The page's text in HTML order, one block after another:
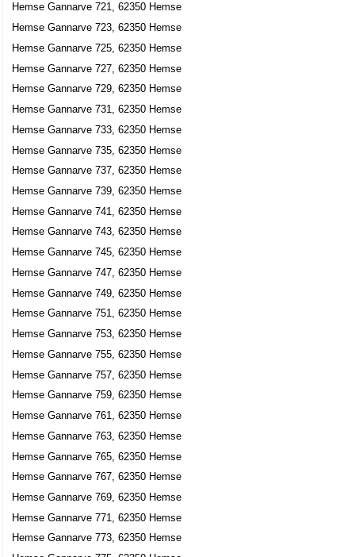
Hemse Gannarve 721, 62350 Hemse
Hemse Gannarve 723, 62350 Hemse
Hemse Gannarve 725, 62350 Hemse
Hemse Gannarve 727, 62350 Hemse
Hemse Gannarve 729, 62350 Hemse
Hemse Gannarve 731, 62350 Hemse
Hemse Gannarve 733, 62350 Hemse
Hemse Gannarve 735, 62350 Hemse
Hemse Gannarve 737, 62350 Hemse
Hemse Gannarve 739, 62350 Hemse
Hemse Gannarve 741, 62350 Hemse
Hemse Gannarve 743, 62350 Hemse
Hemse Gannarve 745, 62350 Hemse
Hemse Gannarve 747, 62350 Hemse
Hemse Gannarve 749, 62350 Hemse
Hemse Gannarve 751, 62350 Hemse
Hemse Gannarve 753, 62350 Hemse
Hemse Gannarve 755, 62350 Hemse
Hemse Gannarve 757, 62350 Hemse
Hemse Gannarve 759, 62350 Hemse
Hemse Gannarve 761, 62350 Hemse
Hemse Gannarve 763, 62350 Hemse
Hemse Gannarve 765, 62350 Hemse
Hemse Gannarve 767, 62350 Hemse
Hemse Gannarve 769, 62350 Hemse
Hemse Gannarve 771, 62350 Hemse
Hemse Gannarve 773, 62350 Hemse